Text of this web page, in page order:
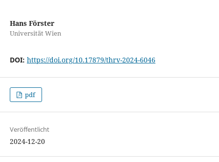
Hans Förster
Universität Wien
DOI: https://doi.org/10.17879/thrv-2024-6046
pdf
Veröffentlicht
2024-12-20